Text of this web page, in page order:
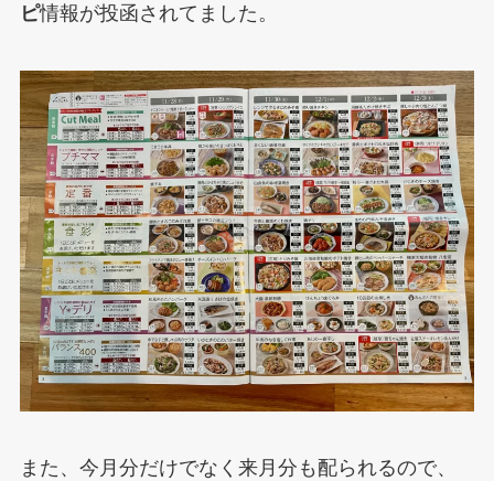
ピ情報が投函されてました。
また、今月分だけでなく来月分も配られるので、